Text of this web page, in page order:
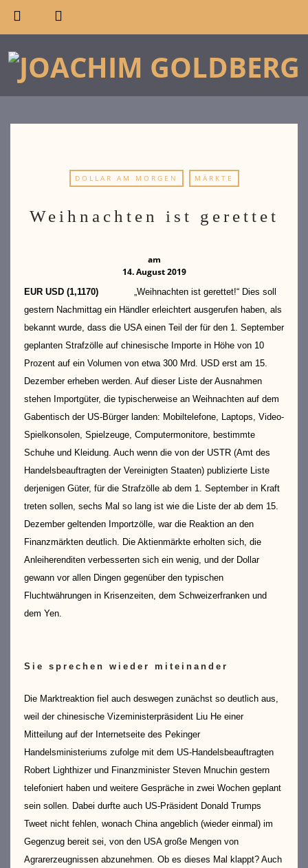
DOLLAR AM MORGEN MÄRKTE
Weihnachten ist gerettet
am
14. August 2019
EUR USD (1,1170) „Weihnachten ist gerettet!“ Dies soll
gestern Nachmittag ein Händler erleichtert ausgerufen haben, als
bekannt wurde, dass die USA einen Teil der für den 1. September
geplanten Strafzölle auf chinesische Importe in Höhe von 10
Prozent auf ein Volumen von etwa 300 Mrd. USD erst am 15.
Dezember erheben werden. Auf dieser Liste der Ausnahmen
stehen Importgüter, die typischerweise an Weihnachten auf dem
Gabentisch der US-Bürger landen: Mobiltelefone, Laptops, Video-
Spielkonsolen, Spielzeuge, Computermonitore, bestimmte
Schuhe und Kleidung. Auch wenn die von der USTR (Amt des
Handelsbeauftragten der Vereinigten Staaten) publizierte Liste
derjenigen Güter, für die Strafzölle ab dem 1. September in Kraft
treten sollen, sechs Mal so lang ist wie die Liste der ab dem 15.
Dezember geltenden Importzölle, war die Reaktion an den
Finanzmärkten deutlich. Die Aktienmärkte erholten sich, die
Anleiherenditen verbesserten sich ein wenig, und der Dollar
gewann vor allen Dingen gegenüber den typischen
Fluchtwährungen in Krisenzeiten, dem Schweizerfranken und
dem Yen.
Sie sprechen wieder miteinander
Die Marktreaktion fiel auch deswegen zunächst so deutlich aus,
weil der chinesische Vizeministerpräsident Liu He einer
Mitteilung auf der Internetseite des Pekinger
Handelsministeriums zufolge mit dem US-Handelsbeauftragten
Robert Lighthizer und Finanzminister Steven Mnuchin gestern
telefoniert haben und weitere Gespräche in zwei Wochen geplant
sein sollen. Dabei durfte auch US-Präsident Donald Trumps
Tweet nicht fehlen, wonach China angeblich (wieder einmal) im
Gegenzug bereit sei, von den USA große Mengen von
Agrarerzeugnissen abzunehmen. Ob es dieses Mal klappt? Auch